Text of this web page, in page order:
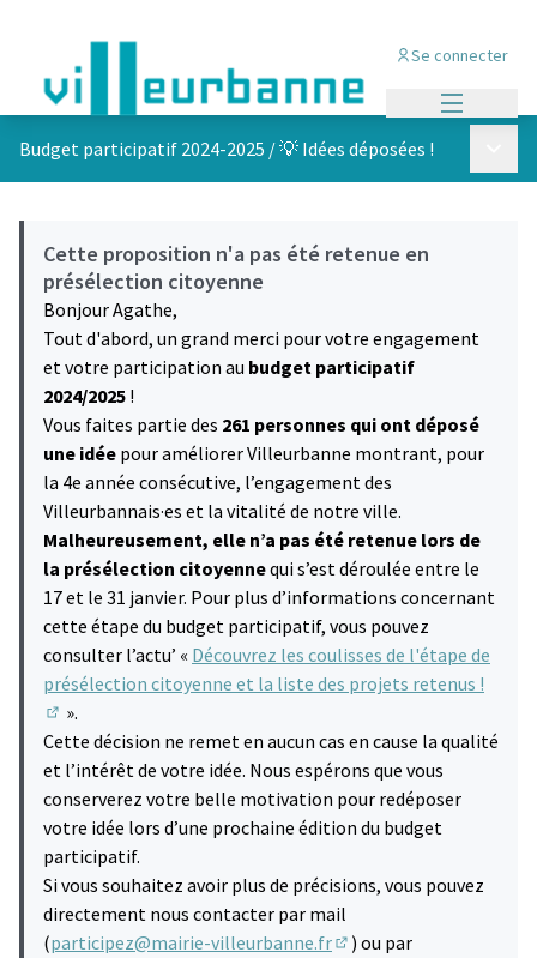
Se connecter
Budget participatif 2024-2025 /💡 Idées déposées !
Cette proposition n'a pas été retenue en
présélection citoyenne
Bonjour Agathe,
Tout d'abord, un grand merci pour votre engagement
et votre participation au budget participatif
2024/2025 !
Vous faites partie des 261 personnes qui ont déposé
une idée pour améliorer Villeurbanne montrant, pour
la 4e année consécutive, l’engagement des
Villeurbannais·es et la vitalité de notre ville.
Malheureusement, elle n’a pas été retenue lors de
la présélection citoyennequi s’est déroulée entre le
17 et le 31 janvier. Pour plus d’informations concernant
cette étape du budget participatif, vous pouvez
consulter l’actu’ « Découvrez les coulisses de l'étape de
présélection citoyenne et la liste des projets retenus !
(S'ouvre dans un nouvel onglet)
».
Cette décision ne remet en aucun cas en cause la qualité
et l’intérêt de votre idée. Nous espérons que vous
conserverez votre belle motivation pour redéposer
votre idée lors d’une prochaine édition du budget
participatif.
Si vous souhaitez avoir plus de précisions, vous pouvez
directement nous contacter par mail
(participez@mairie-villeurbanne.fr
) ou par